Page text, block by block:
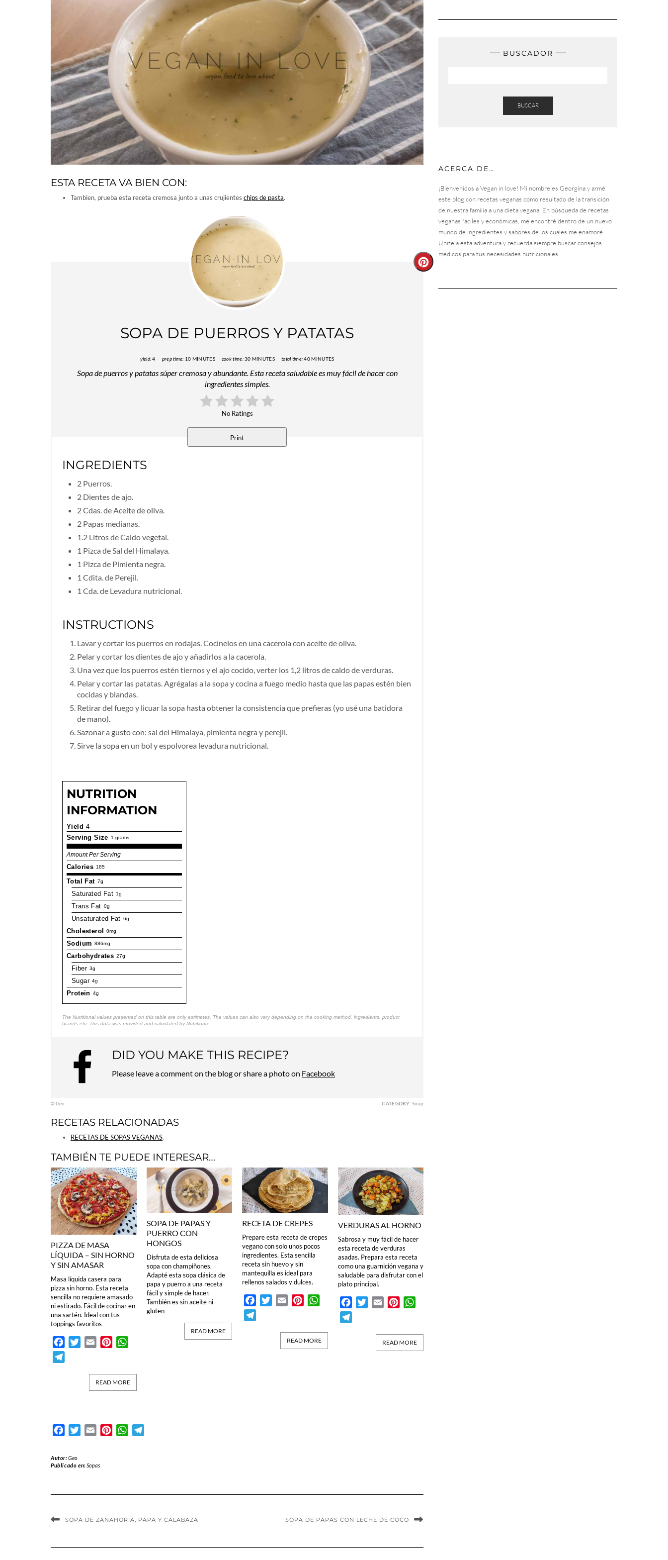
ESTA RECETA VA BIEN CON:
Tambien, prueba esta receta cremosa junto a unas crujientes chips de pasta.
Create
SOPA DE PUERROS Y PATATAS
yield:4 prep time: 10 MINUTES cook time:30 MINUTES total time:40 MINUTES
Sopa de puerros y patatas súper cremosa y abundante. Esta receta saludable es muy fácil de hacer con
ingredientes simples.
No Ratings
Print
INGREDIENTS
2 Puerros.
2 Dientes de ajo.
2 Cdas. de Aceite de oliva.
2 Papas medianas.
1.2 Litros de Caldo vegetal.
1 Pizca de Sal del Himalaya.
1 Pizca de Pimienta negra.
1 Cdita. de Perejil.
1 Cda. de Levadura nutricional.
INSTRUCTIONS
Lavar y cortar los puerros en rodajas. Cocínelos en una cacerola con aceite de oliva.
Pelar y cortar los dientes de ajo y añadirlos a la cacerola.
Una vez que los puerros estén tiernos y el ajo cocido, verter los 1,2 litros de caldo de verduras.
Pelar y cortar las patatas. Agrégalas a la sopa y cocina a fuego medio hasta que las papas estén bien
cocidas y blandas.
Retirar del fuego y licuar la sopa hasta obtener la consistencia que prefieras (yo usé una batidora
de mano).
Sazonar a gusto con: sal del Himalaya, pimienta negra y perejil.
Sirve la sopa en un bol y espolvorea levadura nutricional.
NUTRITION
INFORMATION
Yield 4
Serving Size
1 grams
Amount Per Serving
Calories 185
Total Fat 7g
Saturated Fat 1g
Trans Fat 0g
Unsaturated Fat 6g
Cholesterol 0mg
Sodium 886mg
Carbohydrates 27g
Fiber 3g
Sugar 4g
Protein 4g
The Nutritional values presented on this table are only estimates. The values can also vary depending on the cooking method, ingredients, product
brands etc. This data was provided and calculated by Nutritionix.
DID YOU MAKE THIS RECIPE?
Please leave a comment on the blog or share a photo on Facebook
© Geo CATEGORY: Soup
RECETAS RELACIONADAS
RECETAS DE SOPAS VEGANAS.
TAMBIÉN TE PUEDE INTERESAR…
PIZZA DE MASA
LÍQUIDA – SIN HORNO
Y SIN AMASAR
Masa líquida casera para
pizza sin horno. Esta receta
sencilla no requiere amasado
ni estirado. Fácil de cocinar en
una sartén. Ideal con tus
toppings favoritos
FacebookTwitterEmail Pinterest
READ MORE
SOPA DE PAPAS Y
PUERRO CON
HONGOS
Disfruta de esta deliciosa
sopa con champiñones.
Adapté esta sopa clásica de
papa y puerro a una receta
fácil y simple de hacer.
También es sin aceite ni
gluten
READ MORE
RECETA DE CREPES
Prepare esta receta de crepes
vegano con solo unos pocos
ingredientes. Esta sencilla
receta sin huevo y sin
mantequilla es ideal para
rellenos salados y dulces.
FacebookTwitterEmail PinterestWhatsApp
READ MORE
VERDURAS AL HORNO
Sabrosa y muy fácil de hacer
esta receta de verduras
asadas. Prepara esta receta
como una guarnición vegana y
saludable para disfrutar con el
plato principal.
FacebookTwitterEmail Pinterest
READ MORE
FacebookTwitterEmail PinterestWhatsApp
Autor:Geo
Publicado en: Sopas
SOPA DE ZANAHORIA, PAPA Y CALABAZA SOPA DE PAPAS CON LECHE DE COCO
BUSCADOR
BUSCAR
ACERCA DE…
¡Bienvenidos a Vegan in love! Mi nombre es Georgina y armé
este blog con recetas veganas como resultado de la transición
de nuestra familia a una dieta vegana. En búsqueda de recetas
veganas fáciles y económicas, me encontré dentro de un nuevo
mundo de ingredientes y sabores de los cuales me enamoré.
Unite a esta adventura y recuerda siempre buscar consejos
médicos para tus necesidades nutricionales.